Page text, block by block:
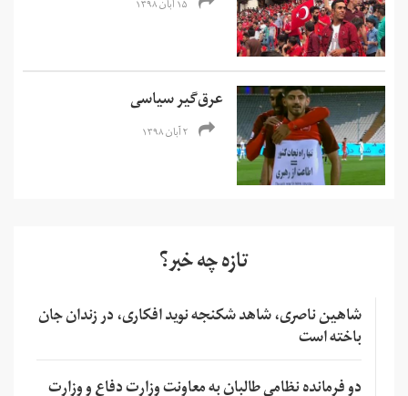
۱۵ آبان ۱۳۹۸
عرق­‌گیر سیاسی
۲ آبان ۱۳۹۸
تازه چه خبر؟
شاهین ناصری، شاهد شکنجه نوید افکاری، در زندان جان
باخته است
دو فرمانده نظامی طالبان به معاونت وزارت دفاع و وزارت